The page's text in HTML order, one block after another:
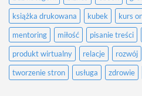
książka drukowana
kubek kurs
mentoring
miłość pisanie treści
produkt wirtualny
relacje rozwój
tworzenie stron
usługa zdrowie